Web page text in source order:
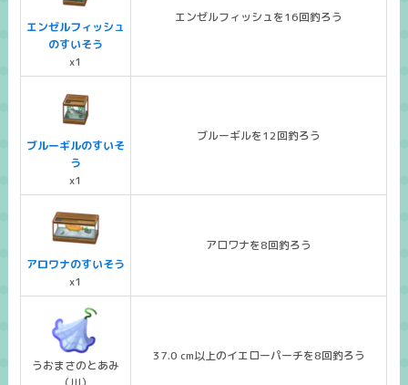
エンゼルフィッシュ
のすいそう
x1
エンゼルフィッシュを16回釣ろう
ブルーギルのすいそ
う
x1
ブルーギルを12回釣ろう
アロワナのすいそう
x1
アロワナを8回釣ろう
うおまさのとあみ
37.0 cm以上のイエローパーチを8回釣ろう